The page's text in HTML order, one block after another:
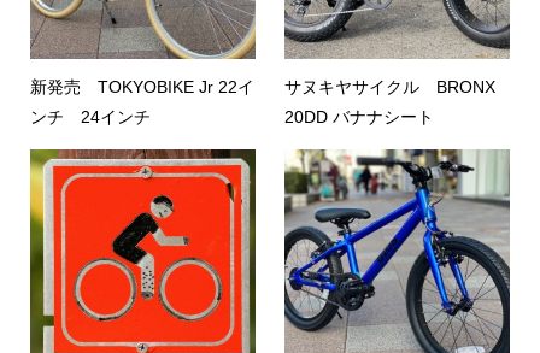
新発売 TOKYOBIKE Jr 22イ
ンチ 24インチ
サヌキヤサイクル BRONX
20DD バナナシート